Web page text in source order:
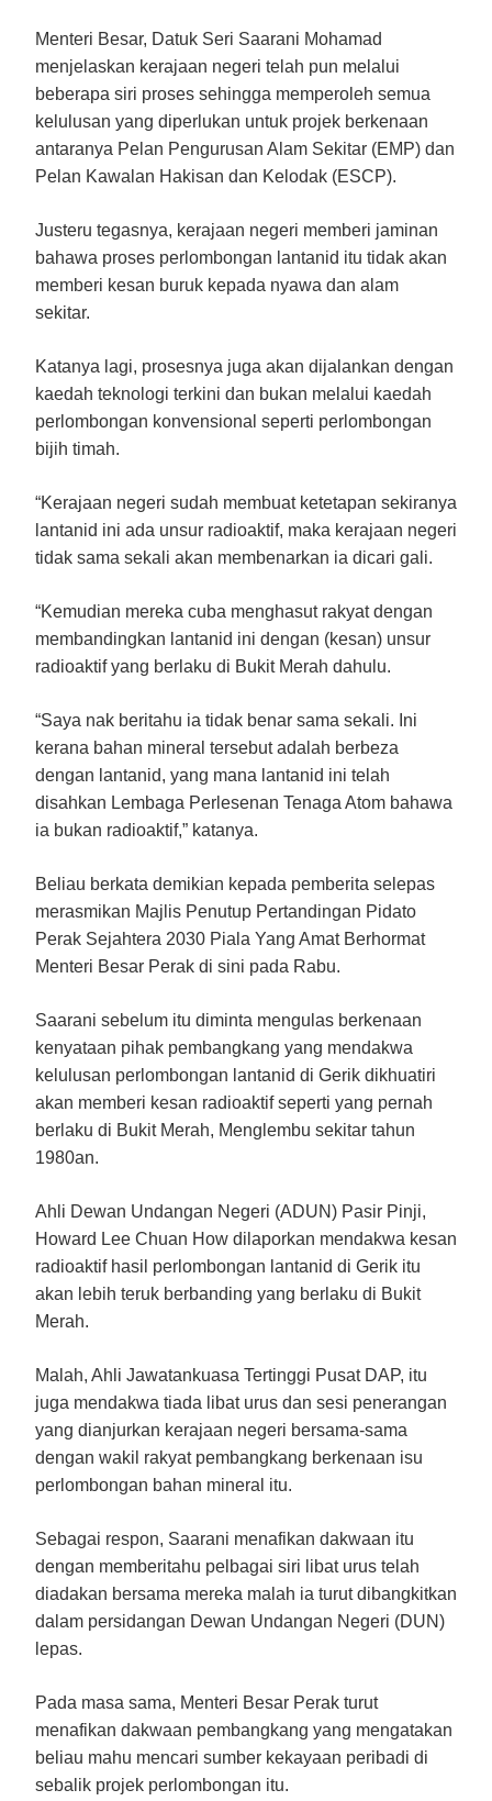
Menteri Besar, Datuk Seri Saarani Mohamad
menjelaskan kerajaan negeri telah pun melalui
beberapa siri proses sehingga memperoleh semua
kelulusan yang diperlukan untuk projek berkenaan
antaranya Pelan Pengurusan Alam Sekitar (EMP) dan
Pelan Kawalan Hakisan dan Kelodak (ESCP).
Justeru tegasnya, kerajaan negeri memberi jaminan
bahawa proses perlombongan lantanid itu tidak akan
memberi kesan buruk kepada nyawa dan alam
sekitar.
Katanya lagi, prosesnya juga akan dijalankan dengan
kaedah teknologi terkini dan bukan melalui kaedah
perlombongan konvensional seperti perlombongan
bijih timah.
“Kerajaan negeri sudah membuat ketetapan sekiranya
lantanid ini ada unsur radioaktif, maka kerajaan negeri
tidak sama sekali akan membenarkan ia dicari gali.
“Kemudian mereka cuba menghasut rakyat dengan
membandingkan lantanid ini dengan (kesan) unsur
radioaktif yang berlaku di Bukit Merah dahulu.
“Saya nak beritahu ia tidak benar sama sekali. Ini
kerana bahan mineral tersebut adalah berbeza
dengan lantanid, yang mana lantanid ini telah
disahkan Lembaga Perlesenan Tenaga Atom bahawa
ia bukan radioaktif,” katanya.
Beliau berkata demikian kepada pemberita selepas
merasmikan Majlis Penutup Pertandingan Pidato
Perak Sejahtera 2030 Piala Yang Amat Berhormat
Menteri Besar Perak di sini pada Rabu.
Saarani sebelum itu diminta mengulas berkenaan
kenyataan pihak pembangkang yang mendakwa
kelulusan perlombongan lantanid di Gerik dikhuatiri
akan memberi kesan radioaktif seperti yang pernah
berlaku di Bukit Merah, Menglembu sekitar tahun
1980an.
Ahli Dewan Undangan Negeri (ADUN) Pasir Pinji,
Howard Lee Chuan How dilaporkan mendakwa kesan
radioaktif hasil perlombongan lantanid di Gerik itu
akan lebih teruk berbanding yang berlaku di Bukit
Merah.
Malah, Ahli Jawatankuasa Tertinggi Pusat DAP, itu
juga mendakwa tiada libat urus dan sesi penerangan
yang dianjurkan kerajaan negeri bersama-sama
dengan wakil rakyat pembangkang berkenaan isu
perlombongan bahan mineral itu.
Sebagai respon, Saarani menafikan dakwaan itu
dengan memberitahu pelbagai siri libat urus telah
diadakan bersama mereka malah ia turut dibangkitkan
dalam persidangan Dewan Undangan Negeri (DUN)
lepas.
Pada masa sama, Menteri Besar Perak turut
menafikan dakwaan pembangkang yang mengatakan
beliau mahu mencari sumber kekayaan peribadi di
sebalik projek perlombongan itu.